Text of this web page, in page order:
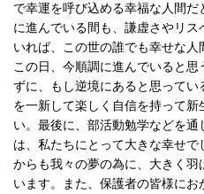
で幸運を呼び込める幸福な人間
に進んでいる間も、謙虚さやリ
いれば、この世の誰でも幸せな
この日、今順調に進んでいると
ずに、もし逆境にあると思って
を一新して楽しく自信を持って新
い。最後に、部活動勉学などを通
は、私たちにとって大きな幸せ
からも我々の夢の為に、大きく
います。また、保護者の皆様に